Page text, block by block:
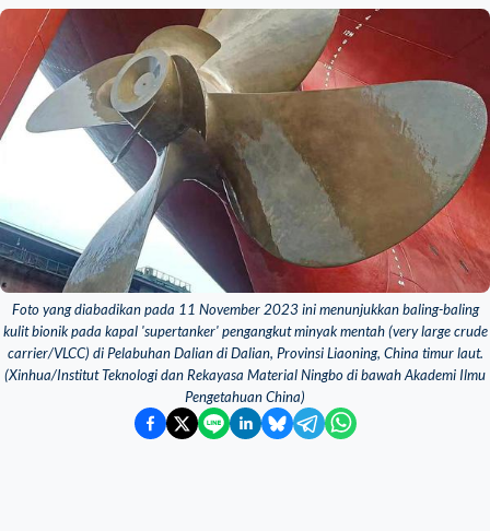
Foto yang diabadikan pada 11 November 2023 ini menunjukkan baling-baling
kulit bionik pada kapal 'supertanker' pengangkut minyak mentah (very large crude
carrier/VLCC) di Pelabuhan Dalian di Dalian, Provinsi Liaoning, China timur laut.
(Xinhua/Institut Teknologi dan Rekayasa Material Ningbo di bawah Akademi Ilmu
Pengetahuan China)